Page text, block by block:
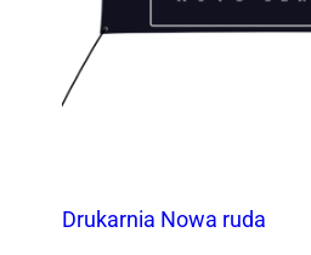
Drukarnia Nowa ruda